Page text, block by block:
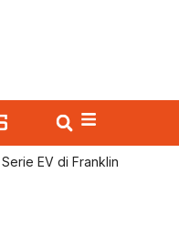
EV di Franklin